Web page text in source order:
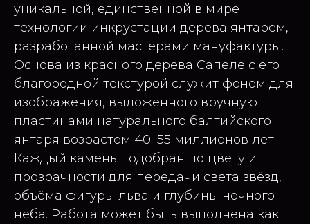
уникальной, единственной в мире
технологии инкрустации дерева янтарем,
разработанной мастерами мануфактуры.
Основа из красного дерева Сапеле с его
благородной текстурой служит фоном для
изображения, выложенного вручную
пластинами натурального балтийского
янтаря возрастом 40–55 миллионов лет.
Каждый камень подобран по цвету и
прозрачности для передачи света звёзд,
объёма фигуры льва и глубины ночного
неба. Работа может быть выполнена как